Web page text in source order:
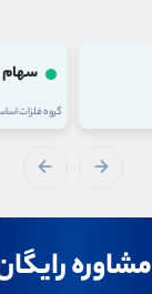
سهام
گروه فلزات
مشاوره